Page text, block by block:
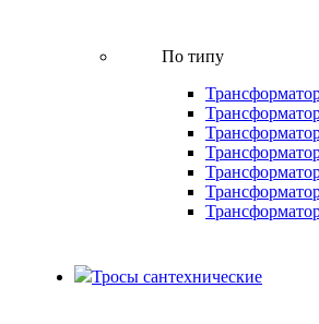
По типу
Тросы сантехнические